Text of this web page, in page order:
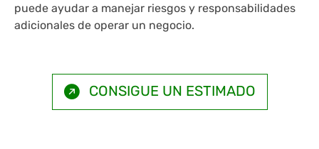
puede ayudar a manejar riesgos y responsabilidades
adicionales de operar un negocio.
CONSIGUE UN ESTIMADO